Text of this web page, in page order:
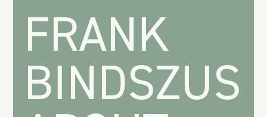
FRANK
BINDSZUS